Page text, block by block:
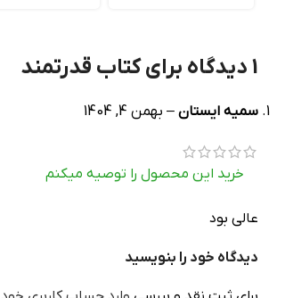
1 دیدگاه برای کتاب قدرتمند
سمیه ایستان – بهمن 4, 1404
خرید این محصول را توصیه میکنم
عالی بود
دیدگاه خود را بنویسید